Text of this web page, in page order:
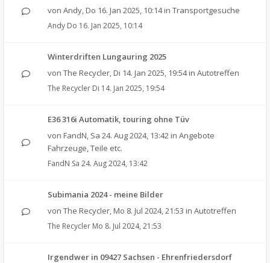
von Andy, Do 16. Jan 2025, 10:14in Transportgesuche
Andy Do 16. Jan 2025, 10:14
Winterdriften Lungauring 2025
von The Recycler, Di 14. Jan 2025, 19:54in Autotreffen
The Recycler Di 14. Jan 2025, 19:54
E36 316i Automatik, touring ohne Tüv
von FandN, Sa 24. Aug 2024, 13:42 in Angebote
Fahrzeuge, Teile etc.
FandN Sa 24. Aug 2024, 13:42
Subimania 2024 - meine Bilder
von The Recycler, Mo 8. Jul 2024, 21:53 in Autotreffen
The Recycler Mo 8. Jul 2024, 21:53
Irgendwer in 09427 Sachsen - Ehrenfriedersdorf